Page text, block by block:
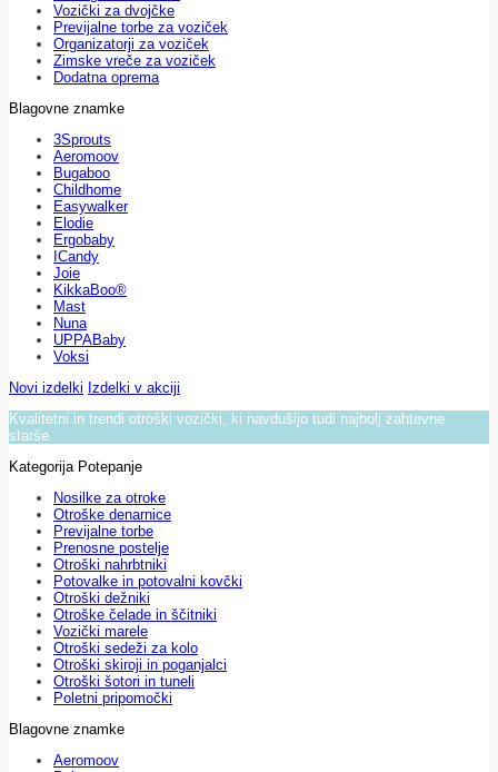
Vozički za dvojčke
Previjalne torbe za voziček
Organizatorji za voziček
Zimske vreče za voziček
Dodatna oprema
Blagovne znamke
3Sprouts
Aeromoov
Bugaboo
Childhome
Easywalker
Elodie
Ergobaby
ICandy
Joie
KikkaBoo®
Mast
Nuna
UPPABaby
Voksi
Novi izdelki Izdelki v akciji
Kvalitetni in trendi otroški vozički, ki navdušijo tudi najbolj zahtevne
starše.
Kategorija Potepanje
Nosilke za otroke
Otroške denarnice
Previjalne torbe
Prenosne postelje
Otroški nahrbtniki
Potovalke in potovalni kovčki
Otroški dežniki
Otroške čelade in ščitniki
Vozički marele
Otroški sedeži za kolo
Otroški skiroji in poganjalci
Otroški šotori in tuneli
Poletni pripomočki
Blagovne znamke
Aeromoov